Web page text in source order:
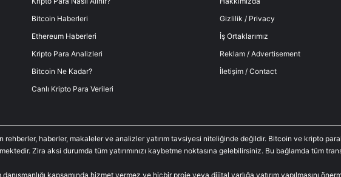
Bitcoin Haberleri
Ethereum Haberleri
Kripto Para Analizleri
Bitcoin Ne Kadar?
Canlı Kripto Para Verileri
Gizlilik / Privacy
İş Ortaklarımız
Reklam / Advertisement
İletişim / Contact
rehberler, haberler, makaleler ve analizler yatırım tavsiyesi niteliğinde değildir. Bitcoin ve kripto
Zira aksi durumda tüm yatırımınızı kaybetme noktasına gelebilirsiniz. Bu bağlamda tüm
kapsamında hizmet vermez ve hiçbir proje veya dijital varlığa yatırım yapılmasını